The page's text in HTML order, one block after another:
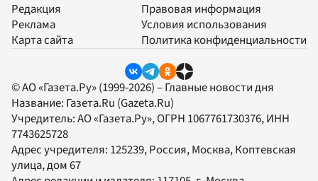
Редакция
Реклама
Карта сайта
Правовая информация
Условия использования
Политика конфиденциальности
© АО «Газета.Ру» (1999-2026) – Главные новости дня
Название: Газета.Ru (Gazeta.Ru)
Учредитель:АО «Газета.Ру», ОГРН 1067761730376, ИНН
7743625728
Адрес учредителя: 125239, Россия, Москва, Коптевская
улица, дом 67